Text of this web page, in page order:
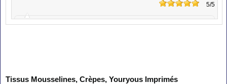
5/5
Correspond à mon attente
Tissus Mousselines, Crèpes, Youryous Imprimés